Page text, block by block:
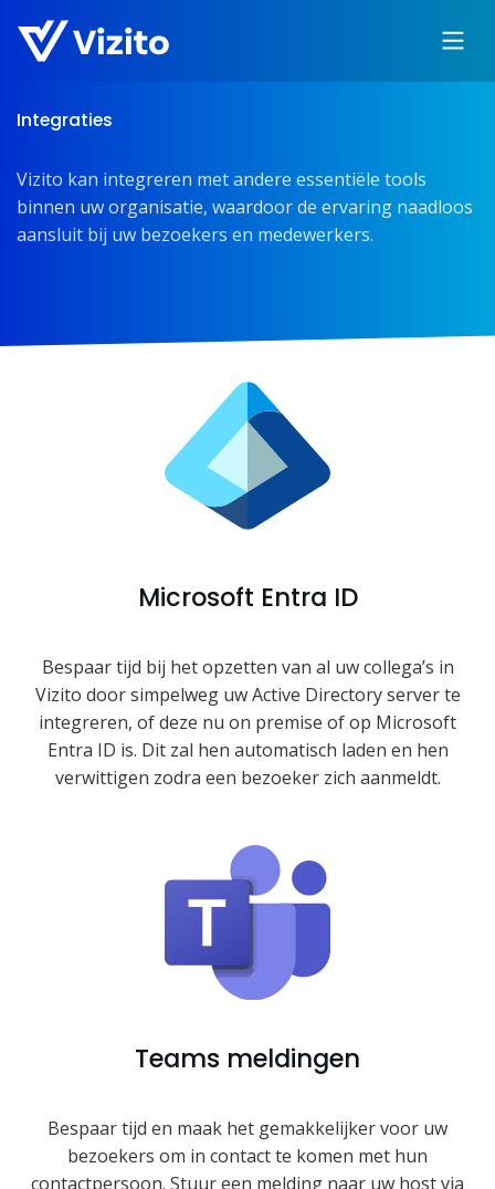
Integraties
Vizito kan integreren met andere essentiële tools
binnen uw organisatie, waardoor de ervaring naadloos
aansluit bij uw bezoekers en medewerkers.
Microsoft Entra ID
Bespaar tijd bij het opzetten van al uw collega’s in
Vizito door simpelweg uw Active Directory server te
integreren, of deze nu on premise of op Microsoft
Entra ID is. Dit zal hen automatisch laden en hen
verwittigen zodra een bezoeker zich aanmeldt.
Teams meldingen
Bespaar tijd en maak het gemakkelijker voor uw
bezoekers om in contact te komen met hun
contactpersoon. Stuur een melding naar uw host via